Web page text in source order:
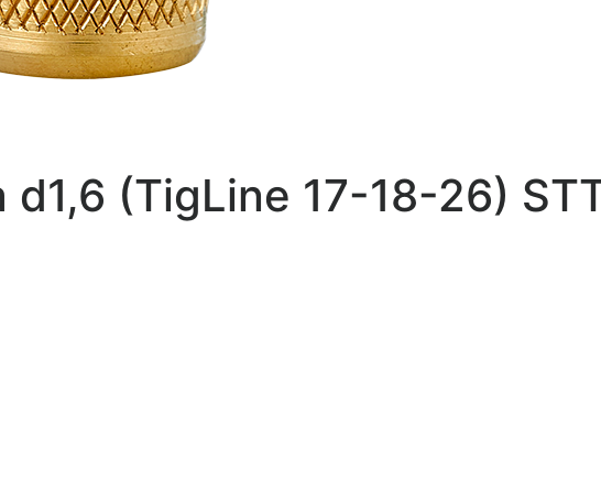
(TigLine 17-18-26)